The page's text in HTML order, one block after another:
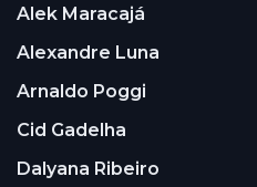
Alek Maracajá
Alexandre Luna
Arnaldo Poggi
Cid Gadelha
Dalyana Ribeiro